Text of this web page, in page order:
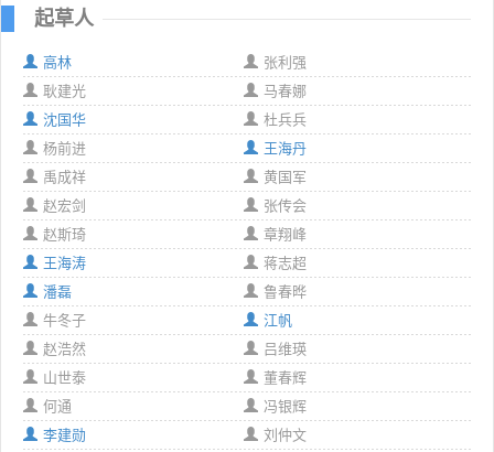
起草人
高林
张利强
耿建光
马春娜
沈国华
杜兵兵
杨前进
王海丹
禹成祥
黄国军
赵宏剑
张传会
赵斯琦
章翔峰
王海涛
蒋志超
潘磊
鲁春晔
牛冬子
江帆
赵浩然
吕维瑛
山世泰
董春辉
何通
冯银辉
李建勋
刘仲文